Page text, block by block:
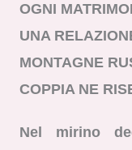
OGNI
UNA
MONTAGNE
COPPIA NE
Nel mirino